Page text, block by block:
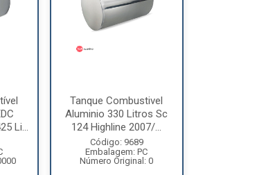
Li...
Tanque Combustivel
Aluminio 330 Litros Sc
124 Highline 2007/...
Código: 9689
Embalagem: PC
Número Original: 0